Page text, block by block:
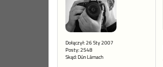
Dołączył: 26 Sty 2007
Posty: 2548
Skąd: Dún Lárnach